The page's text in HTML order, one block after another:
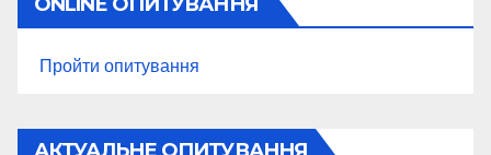
Пройти опитування
АКТУАЛЬНЕ ОПИТУВАННЯ